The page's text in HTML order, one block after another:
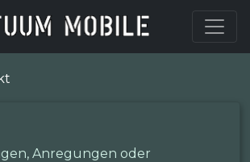
Anregungen oder